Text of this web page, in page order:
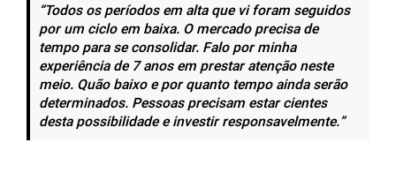
“Todos os períodos em alta que vi foram seguidos
por um ciclo em baixa. O mercado precisa de
tempo para se consolidar. Falo por minha
experiência de 7 anos em prestar atenção neste
meio. Quão baixo e por quanto tempo ainda serão
determinados. Pessoas precisam estar cientes
desta possibilidade e investir responsavelmente.”